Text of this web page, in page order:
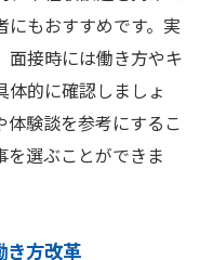
にもおすすめです。実
面接時には働き方やキ
体的に確認しましょ
体験談を参考にするこ
を選ぶことができま
き方改革